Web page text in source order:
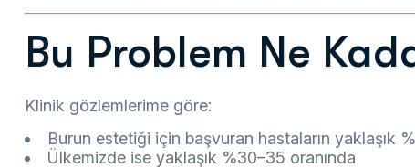
Bu Problem Ne
Klinik gözlemlerime göre:
Burun estetiği için başvuran hastaların yaklaşık
Ülkemizde ise yaklaşık %30–35 oranında